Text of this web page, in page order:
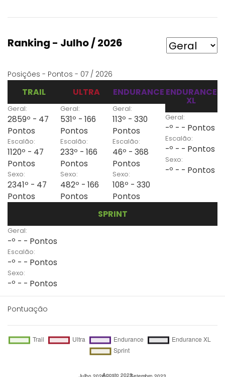
Ranking - Julho / 2026
Posições - Pontos - 07 / 2026
TRAIL
Geral:
2859º - 47
Pontos
Escalão:
1120º - 47
Pontos
Sexo:
2341º - 47
Pontos
ULTRA
Geral:
531º - 166
Pontos
Escalão:
233º - 166
Pontos
Sexo:
482º - 166
Pontos
ENDURANCE
Geral:
113º - 330
Pontos
Escalão:
46º - 368
Pontos
Sexo:
108º - 330
Pontos
ENDURANCE
XL
Geral:
-º - - Pontos
Escalão:
-º - - Pontos
Sexo:
-º - - Pontos
SPRINT
Geral:
-º - - Pontos
Escalão:
-º - - Pontos
Sexo:
-º - - Pontos
Pontuação